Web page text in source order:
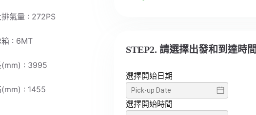
排氣量 : 272PS
箱 : 6MT
(mm) : 3995
(mm) : 1455
STEP2. 請選擇出發和到達時間
選擇開始日期
選擇開始時間